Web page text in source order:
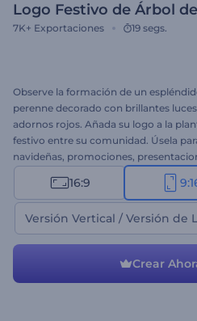
Logo Festivo de Árbol
7K+ Exportaciones 19 segs.
Observe la formación de un
perenne decorado con brillantes
adornos rojos. Añada su logo a la
festivo entre su comunidad. Úsela
navideñas, promociones,
16:9
Versión Vertical / Versión de
Crear